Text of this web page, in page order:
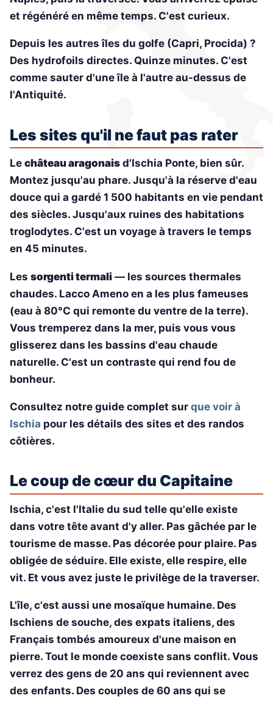
et régénéré en même temps. C'est curieux.
Depuis les autres îles du golfe (Capri, Procida) ?
Des hydrofoils directes. Quinze minutes. C'est
comme sauter d'une île à l'autre au-dessus de
l'Antiquité.
Les sites qu'il ne faut pas rater
Le château aragonais d'Ischia Ponte, bien sûr.
Montez jusqu'au phare. Jusqu'à la réserve d'eau
douce qui a gardé 1 500 habitants en vie pendant
des siècles. Jusqu'aux ruines des habitations
troglodytes. C'est un voyage à travers le temps
en 45 minutes.
Les sorgenti termali — les sources thermales
chaudes. Lacco Ameno en a les plus fameuses
(eau à 80°C qui remonte du ventre de la terre).
Vous tremperez dans la mer, puis vous vous
glisserez dans les bassins d'eau chaude
naturelle. C'est un contraste qui rend fou de
bonheur.
Consultez notre guide complet sur que voir à
Ischia pour les détails des sites et des randos
côtières.
Le coup de cœur du Capitaine
Ischia, c'est l'Italie du sud telle qu'elle existe
dans votre tête avant d'y aller. Pas gâchée par le
tourisme de masse. Pas décorée pour plaire. Pas
obligée de séduire. Elle existe, elle respire, elle
vit. Et vous avez juste le privilège de la traverser.
L'île, c'est aussi une mosaïque humaine. Des
Ischiens de souche, des expats italiens, des
Français tombés amoureux d'une maison en
pierre. Tout le monde coexiste sans conflit. Vous
verrez des gens de 20 ans qui reviennent avec
des enfants. Des couples de 60 ans qui se